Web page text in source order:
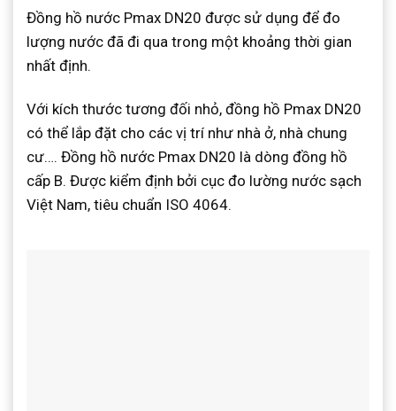
Đồng hồ nước Pmax DN20 được sử dụng để đo
lượng nước đã đi qua trong một khoảng thời gian
nhất định.
Với kích thước tương đối nhỏ, đồng hồ Pmax DN20
có thể lắp đặt cho các vị trí như nhà ở, nhà chung
cư…. Đồng hồ nước Pmax DN20 là dòng đồng hồ
cấp B. Được kiểm định bởi cục đo lường nước sạch
Việt Nam, tiêu chuẩn ISO 4064.